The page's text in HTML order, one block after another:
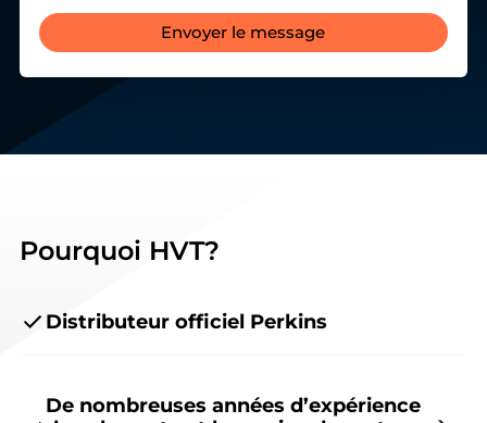
Envoyer le message
Pourquoi HVT?
Distributeur officiel Perkins
De nombreuses années d’expérience